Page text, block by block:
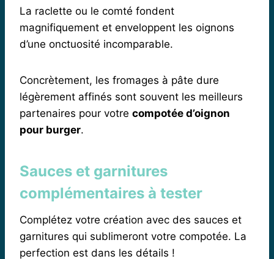
La raclette ou le comté fondent
magnifiquement et enveloppent les oignons
d’une onctuosité incomparable.
Concrètement, les fromages à pâte dure
légèrement affinés sont souvent les meilleurs
partenaires pour votre compotée d’oignon
pour burger.
Sauces et garnitures
complémentaires à tester
Complétez votre création avec des sauces et
garnitures qui sublimeront votre compotée. La
perfection est dans les détails !